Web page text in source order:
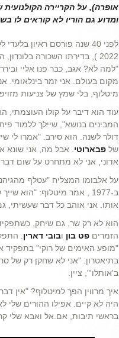
אופרה), על הקריירה
ומדוע גם הוריו לא קוראים לו
לפני 40 שנה פורסם ראיון בלעדי ללהיטון עם הזמר
2022 ), בדירתו השכורה
"למה לא? אגב, כבר פנו אליי
מקום בעולם. אני זמר בינלאומי.
מיטלוף, בלי שמץ של צניעות
עוד הוא דיבר על קולו העוצמתי,
דולר לשנה. הוא סירב. "אמרו לי
של פבארוטי . אבל מה, אני
אדוני, אני לא מתחרט על שום
ב-1977 , אמר מיטלוף: "הוא
אותו. אני אוהב כל דבר שעשיתי,
הוא לא רק שר, גם שיחק,
הזמרים פט בון ובובי דארין
"מופע האימים של רוקי" בתפקיד
בתיאטרון. "אני לא שחקן רק של
ב'אותלו'", ציין.
איך מרווין הפך למיטלוף? "אין
היה לא קיים. אפילו ההורים שלי
בראשי תיבות, אם.אל ואבא שלי